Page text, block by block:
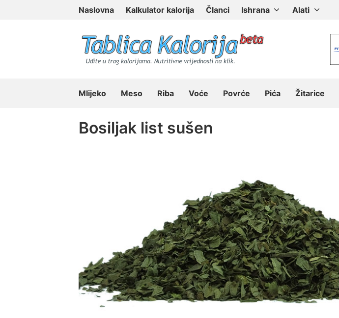
Naslovna Kalkulator kalorija Članci Ishrana Alati
Mlijeko Meso Riba Voće Povrće Pića Žitarice
Bosiljak list sušen